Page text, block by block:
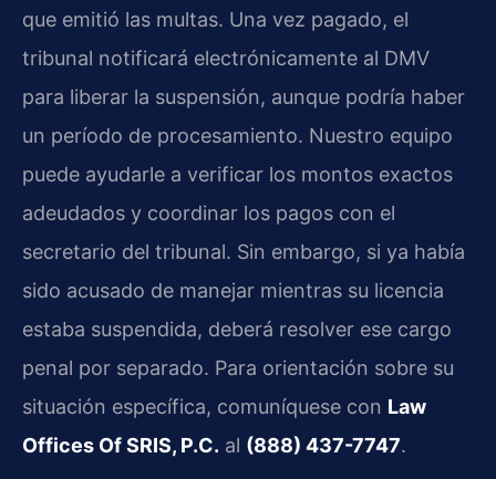
que emitió las multas. Una vez pagado, el
tribunal notificará electrónicamente al DMV
para liberar la suspensión, aunque podría haber
un período de procesamiento. Nuestro equipo
puede ayudarle a verificar los montos exactos
adeudados y coordinar los pagos con el
secretario del tribunal. Sin embargo, si ya había
sido acusado de manejar mientras su licencia
estaba suspendida, deberá resolver ese cargo
penal por separado. Para orientación sobre su
situación específica, comuníquese con Law
Offices Of SRIS, P.C. al (888) 437-7747.